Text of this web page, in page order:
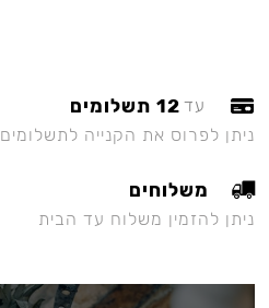
עד 12 תשלומים
ניתן לפרוס את הקנייה לתשלומים
משלוחים
ניתן להזמין משלוח עד הבית